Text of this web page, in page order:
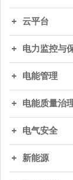
云平台
电力监控与
电能管理
电能质量治
电气安全
新能源